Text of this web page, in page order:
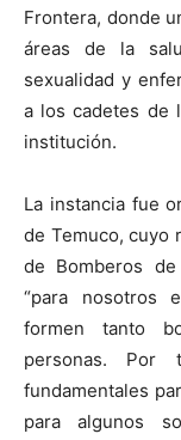
Frontera, donde
áreas de la
sexualidad y
a los cadetes de
institución.
La instancia fue
de Temuco, cuyo
de Bomberos
“para nosotros
formen tanto
personas. Por
fundamentales
para algunos